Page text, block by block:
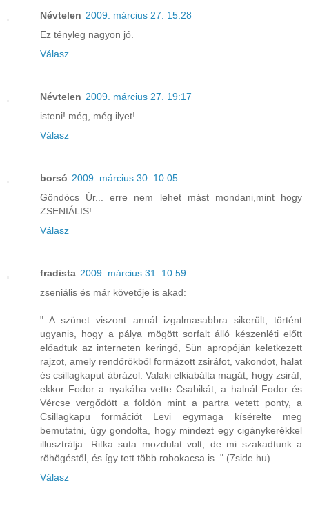
Névtelen 2009. március 27. 15:28
Ez tényleg nagyon jó.
Válasz
Névtelen 2009. március 27. 19:17
isteni! még, még ilyet!
Válasz
borsó 2009. március 30. 10:05
Göndöcs Úr... erre nem lehet mást mondani,mint hogy
ZSENIÁLIS!
Válasz
fradista 2009. március 31. 10:59
zseniális és már követője is akad:
" A szünet viszont annál izgalmasabbra sikerült, történt
ugyanis, hogy a pálya mögött sorfalt álló készenléti előtt
előadtuk az interneten keringő, Sün apropóján keletkezett
rajzot, amely rendőrökből formázott zsiráfot, vakondot, halat
és csillagkaput ábrázol. Valaki elkiabálta magát, hogy zsiráf,
ekkor Fodor a nyakába vette Csabikát, a halnál Fodor és
Vércse vergődött a földön mint a partra vetett ponty, a
Csillagkapu formációt Levi egymaga kísérelte meg
bemutatni, úgy gondolta, hogy mindezt egy cigánykerékkel
illusztrálja. Ritka suta mozdulat volt, de mi szakadtunk a
röhögéstől, és így tett több robokacsa is. " (7side.hu)
Válasz